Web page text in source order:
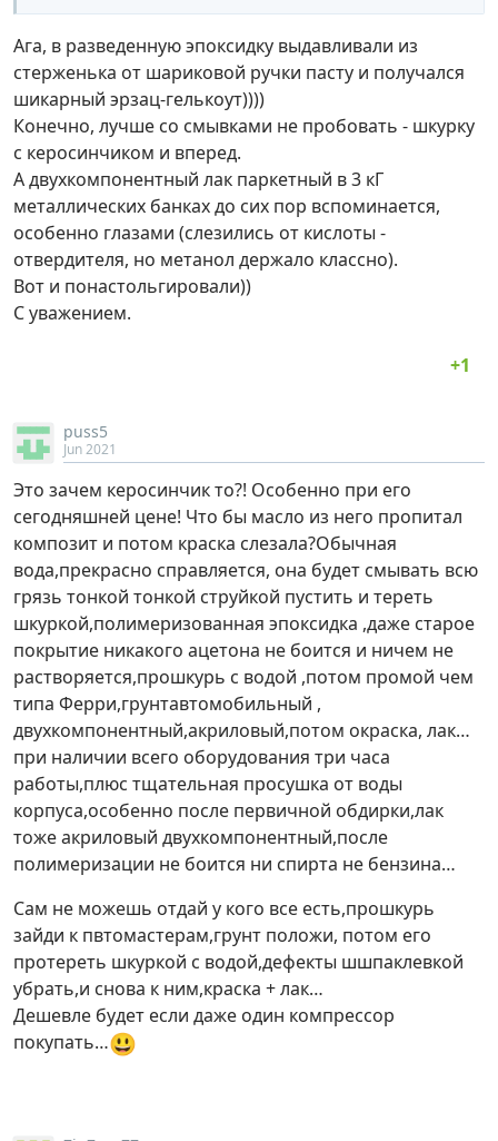
Ага, в разведенную эпоксидку выдавливали из
стерженька от шариковой ручки пасту и получался
шикарный эрзац-гелькоут))))
Конечно, лучше со смывками не пробовать - шкурку
с керосинчиком и вперед.
А двухкомпонентный лак паркетный в 3 кГ
металлических банках до сих пор вспоминается,
особенно глазами (слезились от кислоты -
отвердителя, но метанол держало классно).
Вот и понастольгировали))
С уважением.
puss5
Jun 2021
Это зачем керосинчик то?! Особенно при его
сегодняшней цене! Что бы масло из него пропитал
композит и потом краска слезала?Обычная
вода,прекрасно справляется, она будет смывать всю
грязь тонкой тонкой струйкой пустить и тереть
шкуркой,полимеризованная эпоксидка ,даже старое
покрытие никакого ацетона не боится и ничем не
растворяется,прошкурь с водой ,потом промой чем
типа Ферри,грунтавтомобильный ,
двухкомпонентный,акриловый,потом окраска, лак…
при наличии всего оборудования три часа
работы,плюс тщательная просушка от воды
корпуса,особенно после первичной обдирки,лак
тоже акриловый двухкомпонентный,после
полимеризации не боится ни спирта не бензина…
Сам не можешь отдай у кого все есть,прошкурь
зайди к пвтомастерам,грунт положи, потом его
протереть шкуркой с водой,дефекты шшпаклевкой
убрать,и снова к ним,краска + лак…
Дешевле будет если даже один компрессор
покупать…😃